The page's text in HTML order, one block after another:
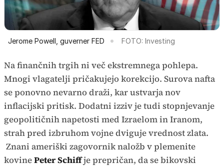
Jerome Powell, guverner FED FOTO: Investing
Na finančnih trgih ni več ekstremnega pohlepa.
Mnogi vlagatelji pričakujejo korekcijo. Surova nafta
se ponovno nevarno draži, kar ustvarja nov
inflacijski pritisk. Dodatni izziv je tudi stopnjevanje
geopolitičnih napetosti med Izraelom in Iranom,
strah pred izbruhom vojne dviguje vrednost zlata.
Znani ameriški zagovornik naložb v plemenite
kovinePeter Schiffje prepričan, da se bikovski